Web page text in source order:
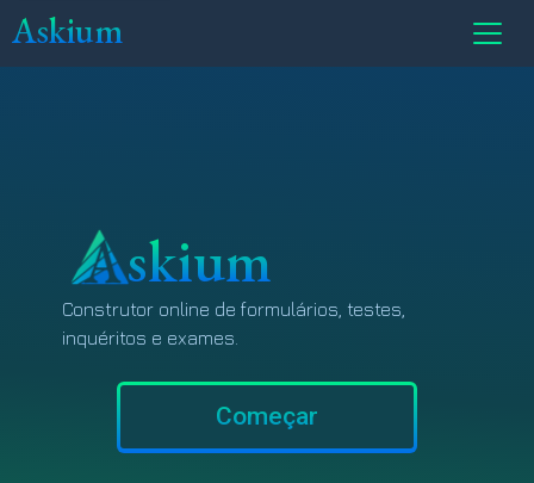
Askium
skium
Construtor online de formulários, testes,
inquéritos e exames.
Começar